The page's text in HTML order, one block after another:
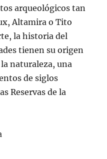
arqueológicos tan
Altamira o Tito
la historia del
tienen su origen
naturaleza, una
de siglos
Reservas de la